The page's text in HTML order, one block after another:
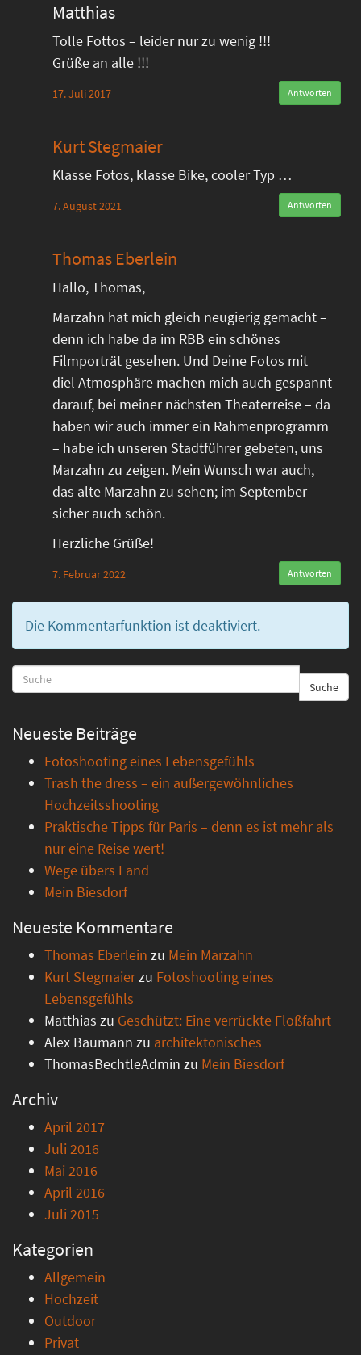
Matthias
Tolle Fottos – leider nur zu wenig !!!
Grüße an alle !!!
17. Juli 2017 Antworten
Kurt Stegmaier
Klasse Fotos, klasse Bike, cooler Typ …
7. August 2021 Antworten
Thomas Eberlein
Hallo, Thomas,
Marzahn hat mich gleich neugierig gemacht –
denn ich habe da im RBB ein schönes
Filmporträt gesehen. Und Deine Fotos mit
diel Atmosphäre machen mich auch gespannt
darauf, bei meiner nächsten Theaterreise – da
haben wir auch immer ein Rahmenprogramm
– habe ich unseren Stadtführer gebeten, uns
Marzahn zu zeigen. Mein Wunsch war auch,
das alte Marzahn zu sehen; im September
sicher auch schön.
Herzliche Grüße!
7. Februar 2022 Antworten
Die Kommentarfunktion ist deaktiviert.
Suche
Neueste Beiträge
Fotoshooting eines Lebensgefühls
Trash the dress – ein außergewöhnliches
Hochzeitsshooting
Praktische Tipps für Paris – denn es ist mehr als
nur eine Reise wert!
Wege übers Land
Mein Biesdorf
Neueste Kommentare
Thomas Eberlein zu Mein Marzahn
Kurt Stegmaierzu Fotoshooting eines
Lebensgefühls
Matthias zu Geschützt: Eine verrückte Floßfahrt
Alex Baumann zu architektonisches
ThomasBechtleAdmin zu Mein Biesdorf
Archiv
April 2017
Juli 2016
Mai 2016
April 2016
Juli 2015
Kategorien
Allgemein
Hochzeit
Outdoor
Privat